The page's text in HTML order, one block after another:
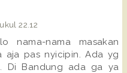
22.12
nama-nama masakan
aja pas nyicipin. Ada yg
Di Bandung ada ga ya